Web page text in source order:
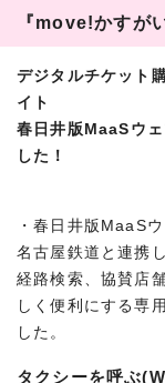
『move!かすが
デジタルチケット
イト
春日井版MaaSウ
した！
・春日井版MaaS
名古屋鉄道と連携
経路検索、協賛店
しく便利にする専
した。
タクシーを呼ぶ